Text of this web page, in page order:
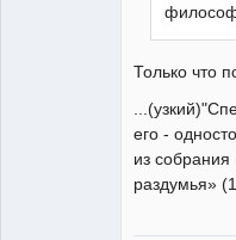
Только что
его -
из
раздумья»